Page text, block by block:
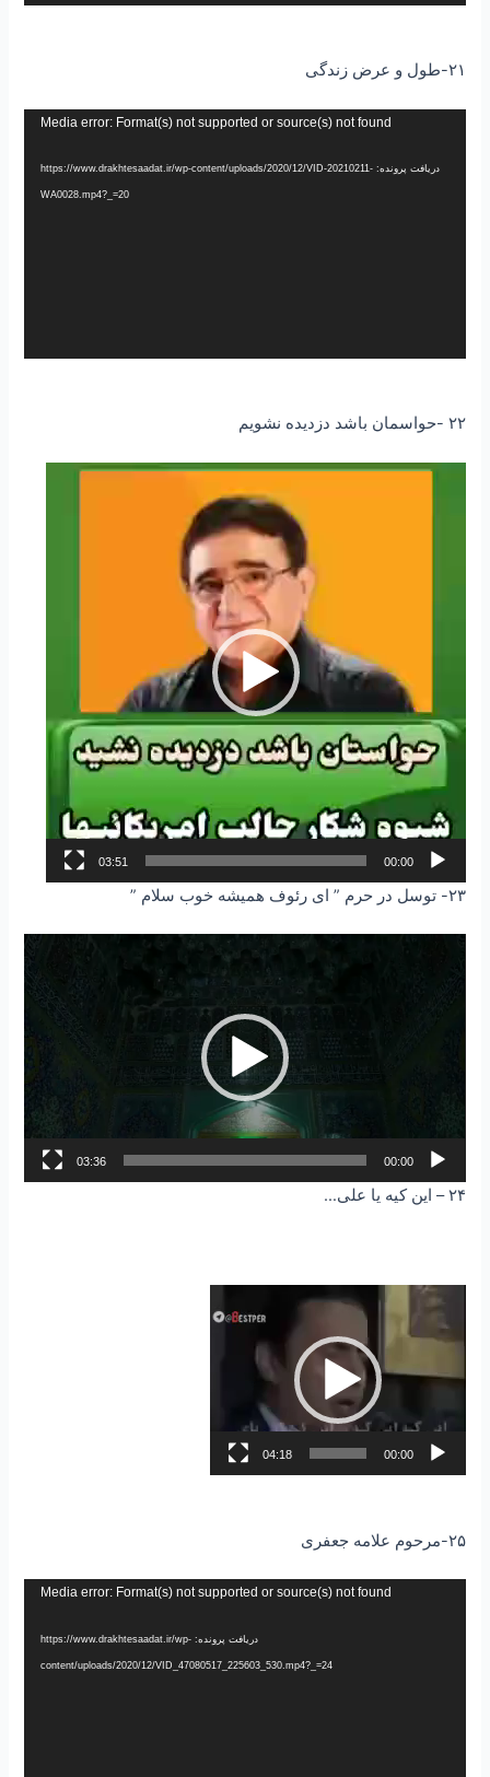
۲۱-طول و عرض زندگی
Media error: Format(s) not supported or source(s) not found
دریافت پرونده: https://www.drakhtesaadat.ir/wp-content/uploads/2020/12/VID-20210211-
WA0028.mp4?_=20
۲۲ -حواسمان باشد دزدیده نشویم
نمایشگر
00:00
03:51
۲۳- توسل در حرم ” ای رئوف همیشه خوب سلام ”
نمایشگر
00:00
03:36
۲۴ – این کیه یا علی…
نمایشگر
ویدیو
00:00
04:18
۲۵-مرحوم علامه جعفری
Media error: Format(s) not supported or source(s) not found
دریافت پرونده: https://www.drakhtesaadat.ir/wp-
content/uploads/2020/12/VID_47080517_225603_530.mp4?_=24